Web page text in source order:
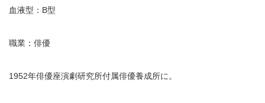
血液型：B型
職業：俳優
1952年俳優座演劇研究所付属俳優養成所に。